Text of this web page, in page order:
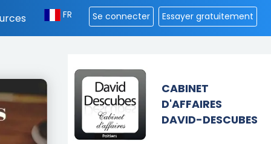
FR Se connecter Essayer gratuitement
CABINET
D'AFFAIRES
DAVID-DESCUBES